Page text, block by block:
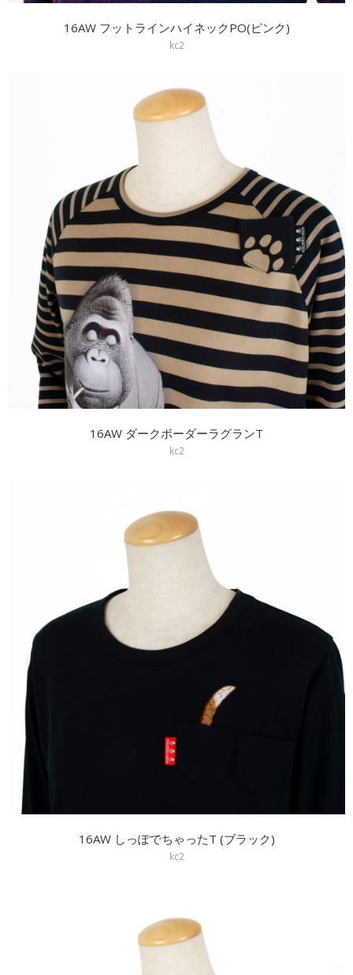
16AW フットラインハイネックPO(ピンク)
kc2
16AW ダークボーダーラグランT
kc2
16AW しっぽでちゃったT (ブラック)
kc2